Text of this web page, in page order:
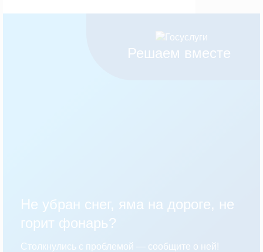
Решаем вместе
Не убран снег, яма на дороге, не
горит фонарь?
Столкнулись с проблемой — сообщите о ней!